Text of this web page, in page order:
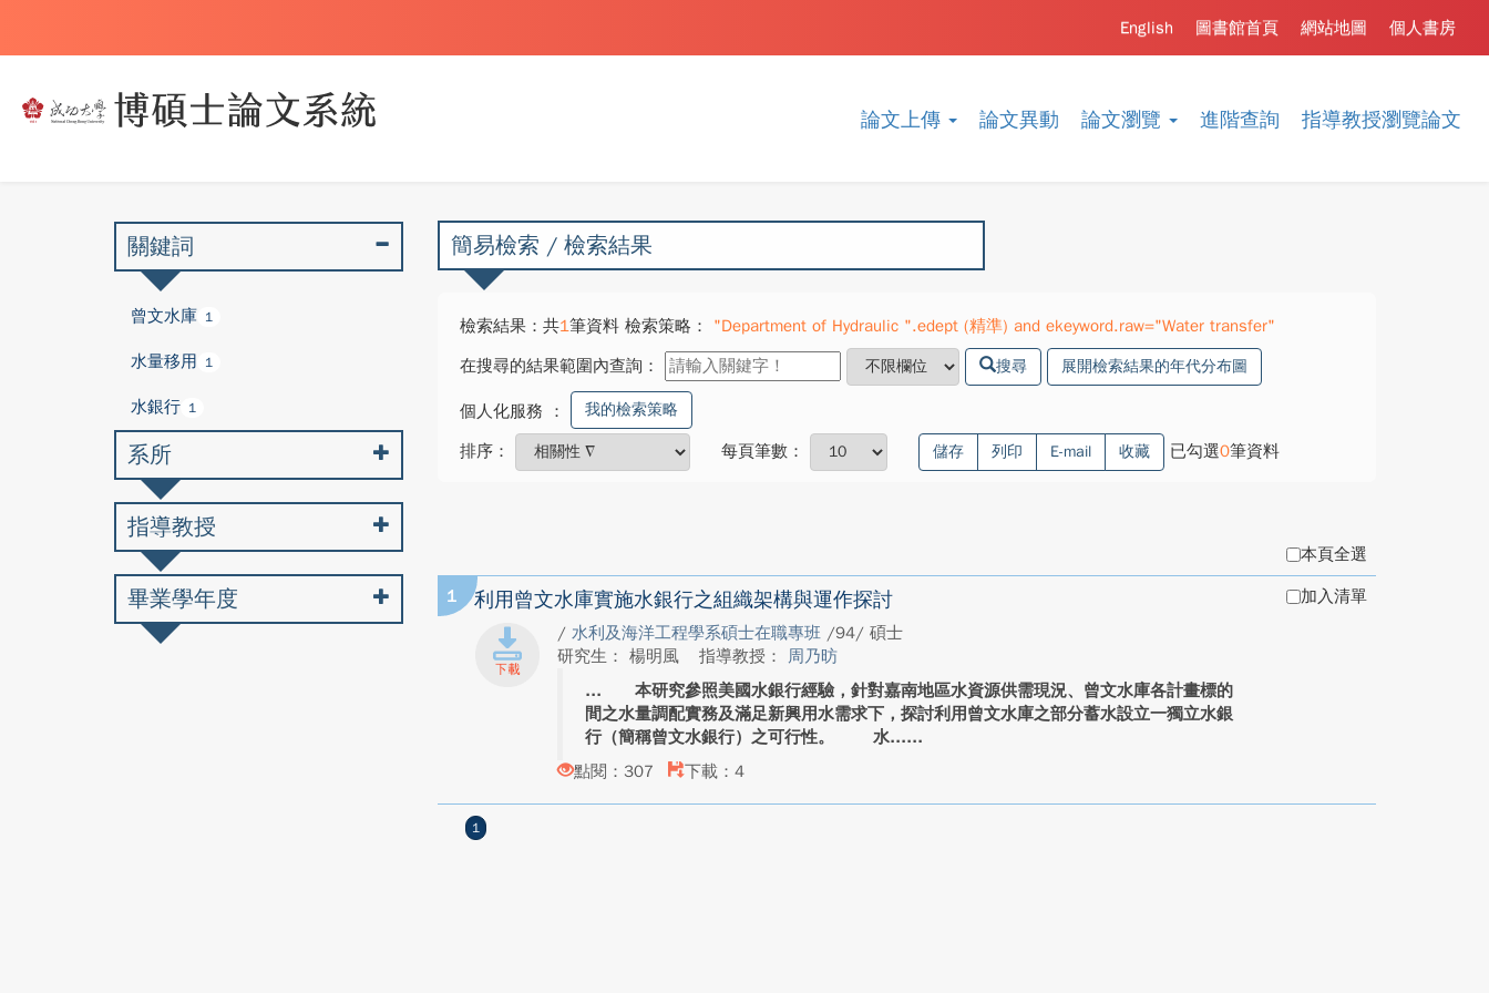
論文上傳 論文異動 論文瀏覽 進階查詢 指導教授瀏覽論文
個人書房
網站地圖
圖書館首頁
English
簡易檢索 / 檢索結果
檢索結果：共1筆資料 檢索策略：
"Department of Hydraulic ".edept (精準) and ekeyword.raw="Water transfer"
在搜尋的結果範圍內查詢：
搜尋 展開檢索結果的年代分布圖
個人化服務 ： 我的檢索策略
排序： 每頁筆數： 儲存 列印 E-mail 收藏 已勾選0筆資料
本頁全選
1 利用曾文水庫實施水銀行之組織架構與運作探討
/ 水利及海洋工程學系碩士在職專班 /94/ 碩士
研究生： 楊明風
指導教授： 周乃昉
本研究參照美國水銀行經驗，針對嘉南地區水資源供需現況、曾文水庫各計畫標的
間之水量調配實務及滿足新興用水需求下，探討利用曾文水庫之部分蓄水設立一獨立水銀
行（簡稱曾文水銀行）之可行性。 水...
點閱：307
下載：4
加入清單
1
關鍵詞
曾文水庫 1
水量移用 1
水銀行 1
系所
指導教授
畢業學年度